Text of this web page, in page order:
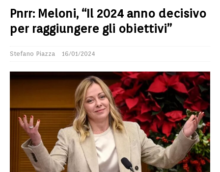
Pnrr: Meloni, “Il 2024 anno decisivo
per raggiungere gli obiettivi”
Stefano Piazza 16/01/2024